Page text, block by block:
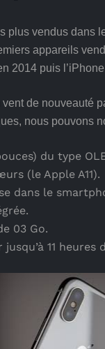
plus vendus dans
appareils
2014 puis
vent de nouveauté
nous pouvons
du type
(le Apple A11).
dans le
03 Go.
11 heures